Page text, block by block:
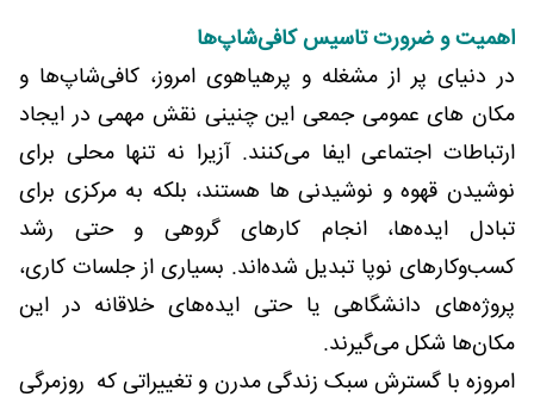
اهمیت و ضرورت تاسیس کافی‌شاپ‌ها
در دنیای پر از مشغله و پرهیاهوی امروز، کافی‌شاپ‌ها و
مکان های عمومی جمعی این چنینی نقش مهمی در ایجاد
ارتباطات اجتماعی ایفا می‌کنند. آزیرا نه تنها محلی برای
نوشیدن قهوه‌ و نوشیدنی ها هستند، بلکه به مرکزی برای
تبادل ایده‌ها، انجام کارهای گروهی و حتی رشد
کسب‌وکارهای نوپا تبدیل شده‌اند. بسیاری از جلسات کاری،
پروژه‌های دانشگاهی یا حتی ایده‌های خلاقانه در این
مکان‌ها شکل می‌گیرند.
امروزه با گسترش سبک زندگی مدرن و تغییراتی که روزمرگی